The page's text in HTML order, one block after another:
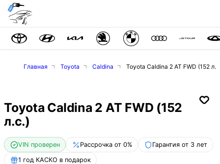
Главная Toyota Caldina Toyota Caldina 2 AT FWD (152
Toyota Caldina 2 AT FWD (152
л.с.)
VIN проверен Рассрочка от 0% Гарантия от 3 лет
1 год КАСКО в подарок